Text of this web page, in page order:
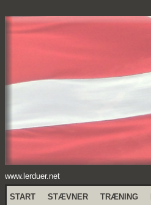
www.lerduer.net
START STÆVNER TRÆNING